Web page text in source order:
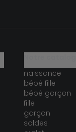
naissance
bébé fille
bébé garçon
fille
garçon
soldes